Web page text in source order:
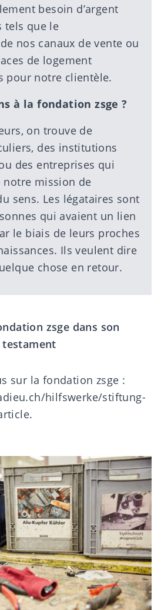
besoin d’argent
tels que le
nos canaux de vente ou
de logement
pour notre clientèle.
à la fondation zsge ?
on trouve de
des institutions
des entreprises qui
notre mission de
sens. Les légataires sont
qui avaient un lien
le biais de leurs proches
Ils veulent dire
chose en retour.
zsge dans son
testament
sur la fondation zsge :
hilfswerke/stiftung-
.